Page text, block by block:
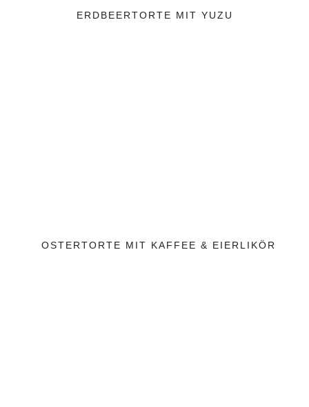
ERDBEERTORTE MIT YUZU
OSTERTORTE MIT KAFFEE & EIERLIKÖR